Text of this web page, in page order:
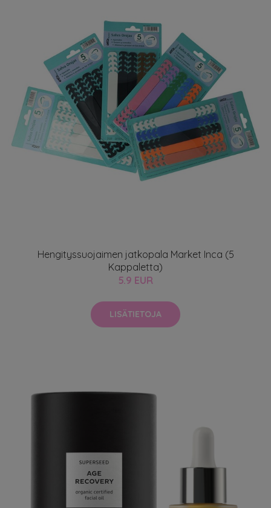
Hengityssuojaimen jatkopala Market Inca (5
Kappaletta)
5.9 EUR
LISÄTIETOJA